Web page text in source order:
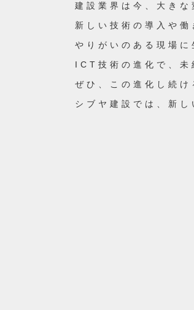
建設業界は今、大き
新しい技術の導入や
やりがいのある現場に
ICT技術の進化で、未
ぜひ、この進化し続
シブヤ建設では、新